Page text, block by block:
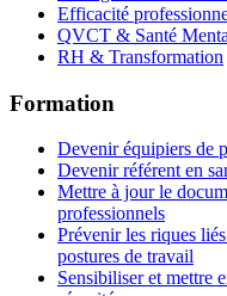
Efficacité
QVCT & Santé
RH & Transformation
Formation
Devenir équipiers de
Devenir référent en
Mettre à jour le
professionnels
Prévenir les riques
postures de travail
Sensibiliser et mettre